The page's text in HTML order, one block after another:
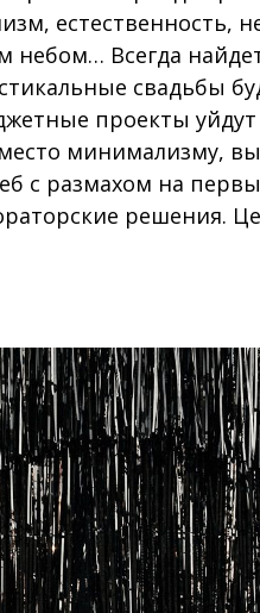
естественность,
Всегда
свадьбы
проекты
минимализму,
с размахом на
решения.